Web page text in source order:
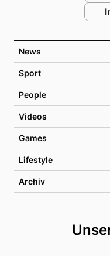
News
Sport
People
Videos
Games
Lifestyle
Archiv